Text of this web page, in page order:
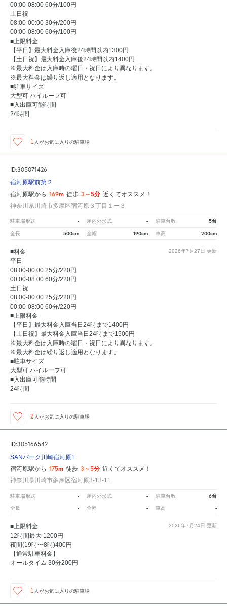
00:00-08:00 60分/100円
土日祝
08:00-00:00 30分/200円
00:00-08:00 60分/100円
■上限料金
【平日】最大料金入庫後24時間以内1300円
【土日祝】最大料金入庫後24時間以内1400円
※最大料金は入庫時の曜日・祝日により異なります。
※最大料金は繰り返し適用となります。
■駐車サイズ
大型可 ハイルーフ可
■入出庫可能時間
24時間
1 人がお気に入りの駐車場
ID:305071426
宿河原駅前第２
宿河原駅から 169m 徒歩 3～5分 近くてオススメ！
神奈川県川崎市多摩区宿河原３丁目１ー３
駐車場形式 - 屋内外形式 - 駐車台数 5台
全長 500cm 全幅 190cm 車高 200cm
2026年7月27日 更新
■料金
平日
08:00-00:00 25分/220円
00:00-08:00 60分/220円
土日祝
08:00-00:00 25分/220円
00:00-08:00 60分/220円
■上限料金
【平日】最大料金入庫当日24時まで1400円
【土日祝】最大料金入庫当日24時まで1500円
※最大料金は入庫時の曜日・祝日により異なります。
※最大料金は繰り返し適用となります。
■駐車サイズ
大型可 ハイルーフ可
■入出庫可能時間
24時間
2 人がお気に入りの駐車場
ID:305166542
SANパーク川崎宿河原1
宿河原駅から 175m 徒歩 3～5分 近くてオススメ！
神奈川県川崎市多摩区宿河原3-13-11
駐車場形式 - 屋内外形式 - 駐車台数 6台
全長 - 全幅 - 車高 -
2026年7月24日 更新
■上限料金
12時間最大 1200円
夜間(19時〜8時)400円
【通常駐車料金】
オールタイム 30分200円
1 人がお気に入りの駐車場